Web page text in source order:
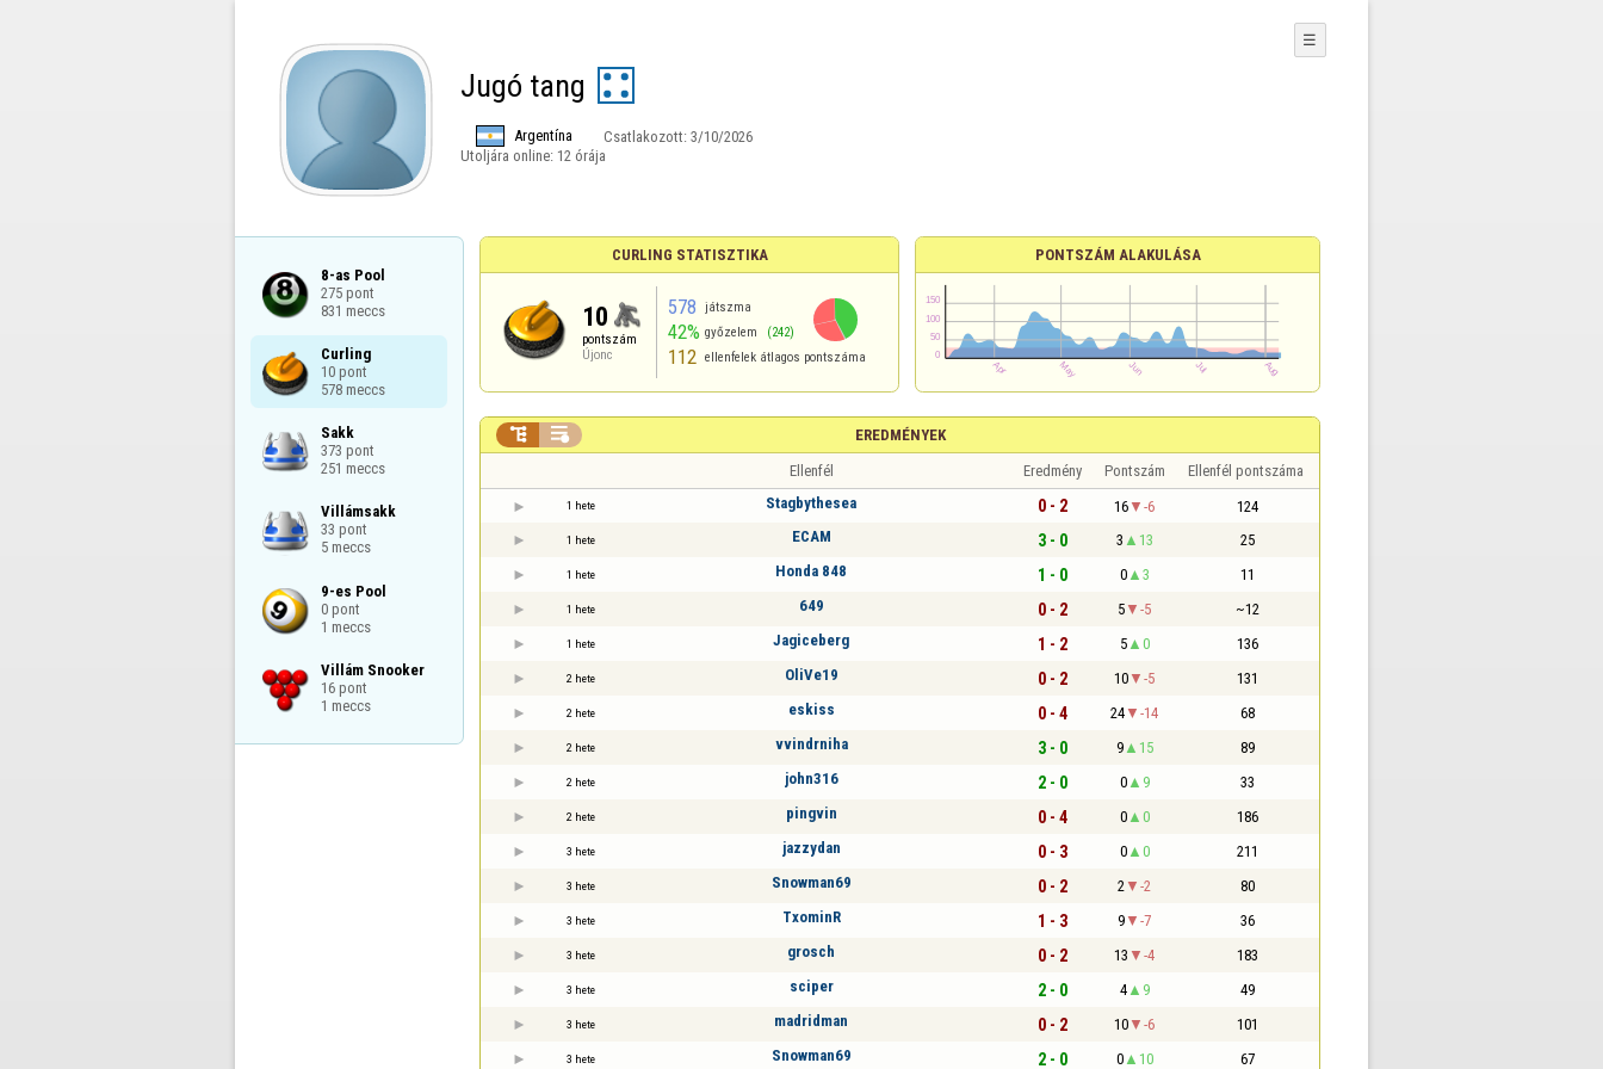
Jugó tang
Argentína Csatlakozott: 3/10/2026
Utoljára online: 12 órája
☰
8-as Pool
275 pont
831 meccs
Curling
10 pont
578 meccs
Sakk
373 pont
251 meccs
Villámsakk
33 pont
5 meccs
9-es Pool
0 pont
1 meccs
Villám Snooker
16 pont
1 meccs
CURLING STATISZTIKA
10
pontszám
Újonc
578 játszma
42% győzelem (242)
112 ellenfelek átlagos pontszáma
PONTSZÁM ALAKULÁSA
EREDMÉNYEK
 
Ellenfél Eredmény Pontszám Ellenfél pontszáma
1 hete Stagbythesea 0 - 2 16 -6 124
1 hete ECAM 3 - 0 3 13 25
1 hete Honda 848 1 - 0 0 3 11
1 hete 649 0 - 2 5 -5 ~12
1 hete Jagiceberg 1 - 2 5 0 136
2 hete OliVe19 0 - 2 10 -5 131
2 hete eskiss 0 - 4 24 -14 68
2 hete vvindrniha 3 - 0 9 15 89
2 hete john316 2 - 0 0 9 33
2 hete pingvin 0 - 4 0 0 186
3 hete jazzydan 0 - 3 0 0 211
3 hete Snowman69 0 - 2 2 -2 80
3 hete TxominR 1 - 3 9 -7 36
3 hete grosch 0 - 2 13 -4 183
3 hete sciper 2 - 0 4 9 49
3 hete madridman 0 - 2 10 -6 101
3 hete Snowman69 2 - 0 0 10 67